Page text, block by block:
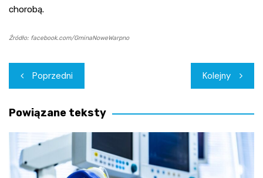
chorobą.
Źródło: facebook.com/GminaNoweWarpno
Nawigacja
wpisu
Poprzedni Kolejny
Powiązane teksty